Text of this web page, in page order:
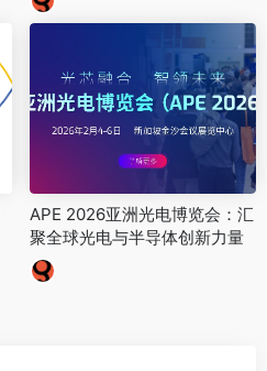
APE 2026亚洲光电博览会：汇
聚全球光电与半导体创新力量